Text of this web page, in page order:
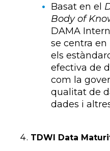
Basat en el
Body of
DAMA
se centra en
els
efectiva de
com la
qualitat de
dades i
TDWI Data